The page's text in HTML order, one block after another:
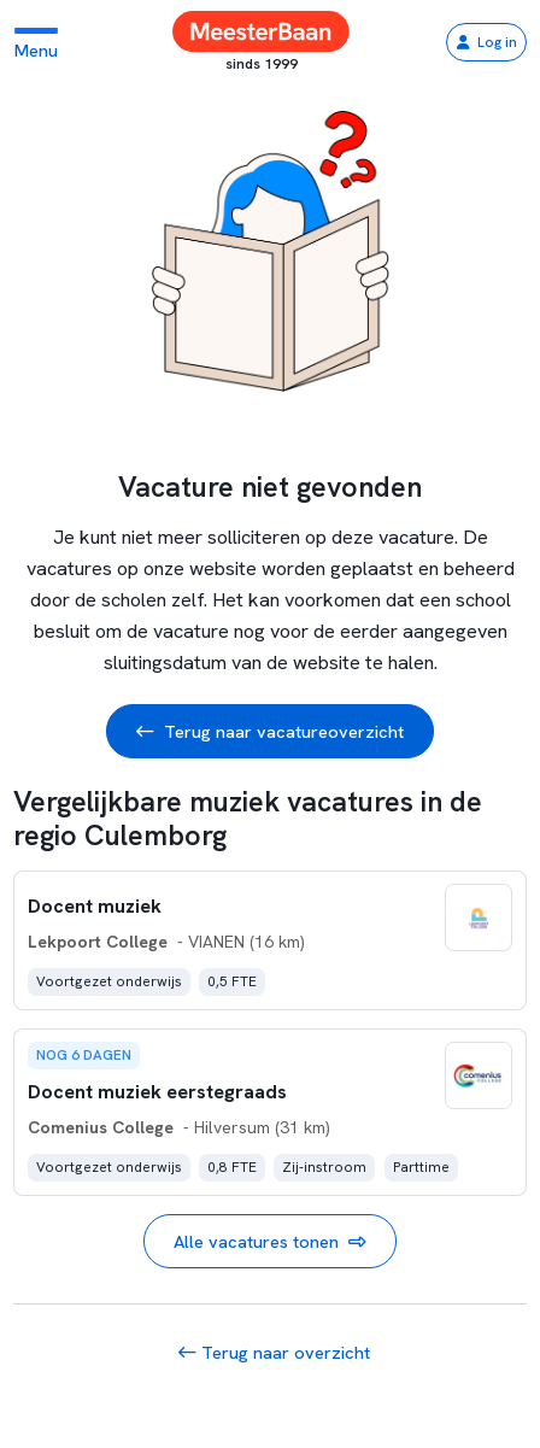
Menu
sinds 1999
Log in
Vacature niet gevonden
Je kunt niet meer solliciteren op deze vacature. De
vacatures op onze website worden geplaatst en beheerd
door de scholen zelf. Het kan voorkomen dat een school
besluit om de vacature nog voor de eerder aangegeven
sluitingsdatum van de website te halen.
Terug naar vacatureoverzicht
Vergelijkbare muziek vacatures in de
regio Culemborg
Docent muziek
Lekpoort College - VIANEN (16 km)
Voortgezet onderwijs 0,5 FTE
NOG 6 DAGEN
Docent muziek eerstegraads
Comenius College - Hilversum (31 km)
Voortgezet onderwijs 0,8 FTE Zij-instroom Parttime
Alle vacatures tonen
Terug naar overzicht